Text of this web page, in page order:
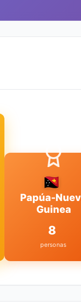
Papúa-
Guinea
8
personas